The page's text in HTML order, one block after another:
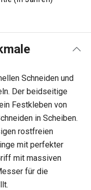
Schneiden und
Der beidseitige
Festkleben von
in Scheiben.
rostfreien
mit perfekter
mit massiven
für die